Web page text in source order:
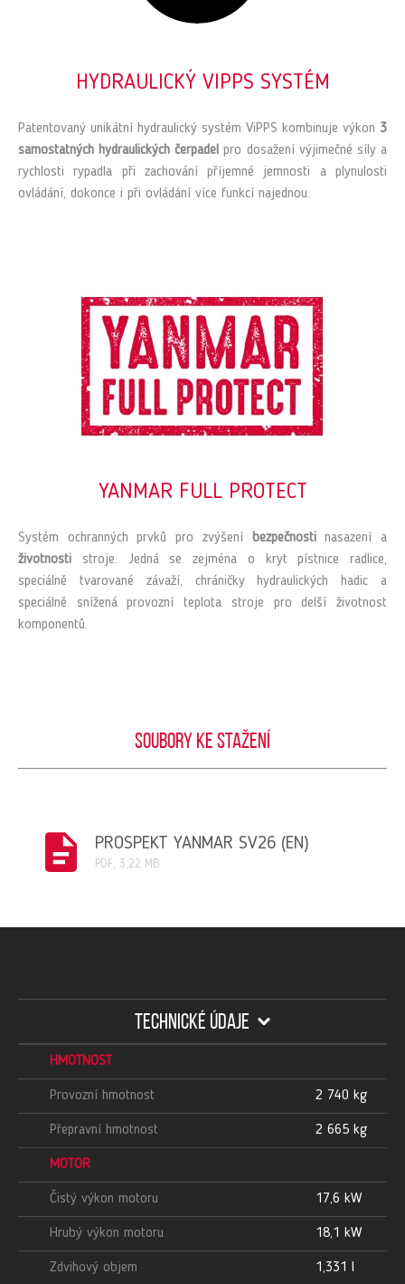
HYDRAULICKÝ VIPPS SYSTÉM
Patentovaný unikátní hydraulický systém ViPPS kombinuje výkon 3
samostatných hydraulických čerpadel pro dosažení výjimečné síly a
rychlosti rypadla při zachování příjemné jemnosti a plynulosti
ovládání, dokonce i při ovládání více funkcí najednou.
YANMAR FULL PROTECT
Systém ochranných prvků pro zvýšení bezpečnostinasazení a
životnosti stroje. Jedná se zejména o kryt pístnice radlice,
speciálně tvarované závaží, chráničky hydraulických hadic a
speciálně snížená provozní teplota stroje pro delší životnost
komponentů.
Soubory ke stažení
PROSPEKT YANMAR SV26 (EN)
PDF, 3,22 MB
TECHNICKÉ ÚDAJE
HMOTNOST
Provozní hmotnost 2 740 kg
Přepravní hmotnost 2 665 kg
MOTOR
Čistý výkon motoru 17,6 kW
Hrubý výkon motoru 18,1 kW
Zdvihový objem 1,331 l